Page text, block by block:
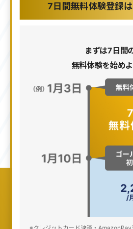
7日間無料体験登録
まずは7日間
無料体験を始めよ